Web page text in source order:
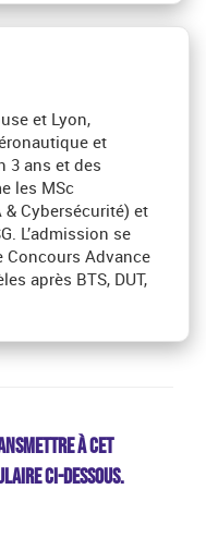
et Lyon,
et
3 ans et des
les MSc
Cybersécurité) et
L’admission se
Concours Advance
après BTS, DUT,
À CET
CI-DESSOUS.